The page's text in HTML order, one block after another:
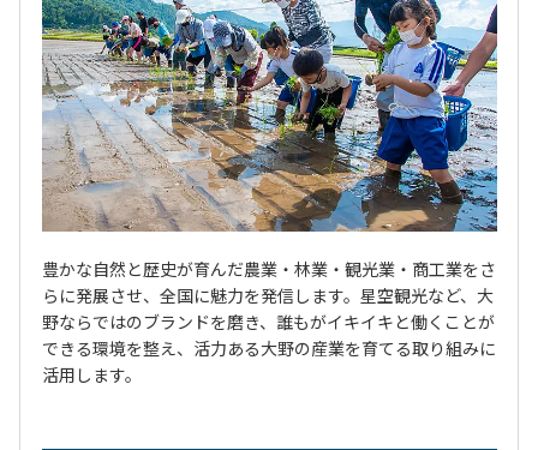
豊かな自然と歴史が育んだ農業・林業・観光業・商工業をさ
らに発展させ、全国に魅力を発信します。星空観光など、大
野ならではのブランドを磨き、誰もがイキイキと働くことが
できる環境を整え、活力ある大野の産業を育てる取り組みに
活用します。